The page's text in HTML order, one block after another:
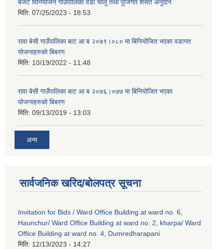
बजेट विनियोजन गाउँपालिका वडा चालु तथा पुजिगत शसर्त अनुदान
मिति: 07/25/2023 - 18:53
रावा बेसी गाउँपालिका बाट आ ब २०७९।०८० मा बिनियोजित भएका वडागत
योजनाहरुको बिबरण
मिति: 10/19/2022 - 11:48
रावा बेसी गाउँपालिका बाट आ ब २०७६।०७७ मा बिनियोजित भएका
योजनाहरुको बिबरण
मिति: 09/13/2019 - 13:03
अन्य
सार्वजनिक खरिद/बोलपत्र सूचना
Invitation for Bids / Ward Office Building at ward no. 6,
Haunchur/ Ward Office Building at ward no. 2, kharpa/ Ward
Office Building at ward no. 4, Dumredharapani
मिति: 12/13/2023 - 14:27